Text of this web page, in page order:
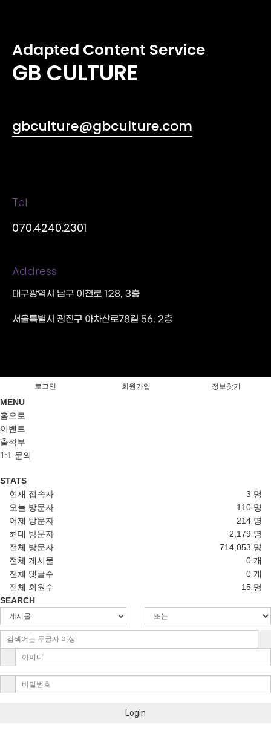
Adapted Content Service
GB CULTURE
gbculture@gbculture.com
Tel
070.4240.2301
Address
대구광역시 남구 이천로 128, 3층
서울특별시 광진구 아차산로78길 56, 2층
로그인 회원가입 정보찾기
MENU
홈으로
이벤트
출석부
1:1 문의
STATS
3 명
현재 접속자
110 명
오늘 방문자
214 명
어제 방문자
2,179 명
최대 방문자
714,053 명
전체 방문자
0 개
전체 게시물
0 개
전체 댓글수
15 명
전체 회원수
SEARCH
Login